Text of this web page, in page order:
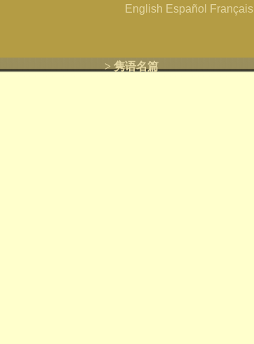
English Español Français
> 隽语名篇